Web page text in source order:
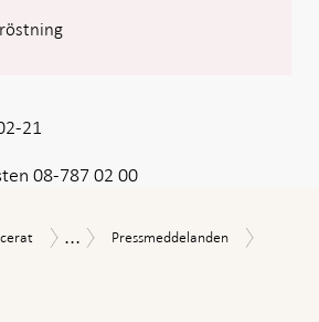
08-787 02 00
21
Nyheter
... Pressmeddelanden
Pressmeddelanden